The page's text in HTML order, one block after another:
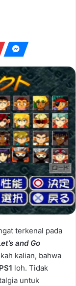
terkenal pada
and Go
kalian, bahwa
PS1 loh. Tidak
untuk